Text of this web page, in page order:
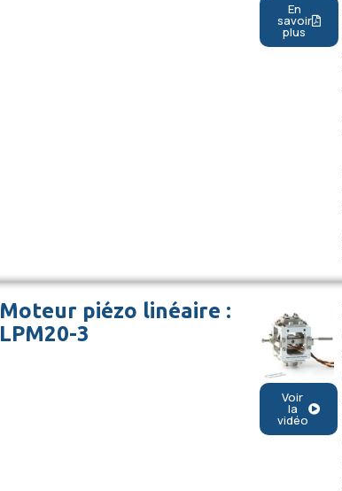
En
savoir
plus
Moteur piézo linéaire :
LPM20-3
Voir
la
vidéo